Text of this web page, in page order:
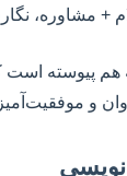
پیوسته
و موفقیت‌آمیز